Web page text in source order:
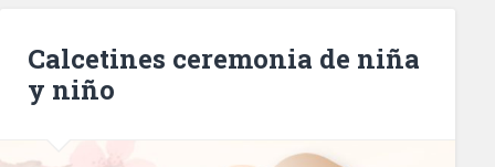
Calcetines ceremonia de niña
y niño